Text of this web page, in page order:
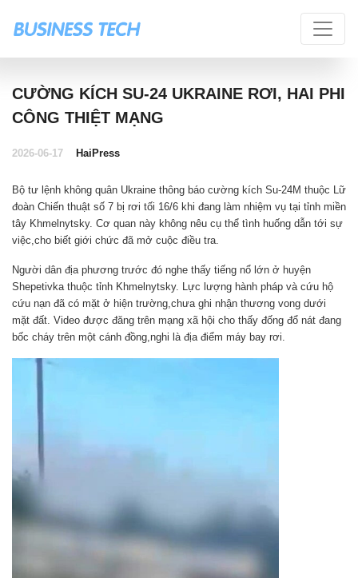
CƯỜNG KÍCH SU-24 UKRAINE RƠI, HAI PHI
CÔNG THIỆT MẠNG
2026-06-17 HaiPress
Bộ tư lệnh không quân Ukraine thông báo cường kích Su-24M thuộc Lữ
đoàn Chiến thuật số 7 bị rơi tối 16/6 khi đang làm nhiệm vụ tại tỉnh miền
tây Khmelnytsky. Cơ quan này không nêu cụ thể tình huống dẫn tới sự
việc,cho biết giới chức đã mở cuộc điều tra.
Người dân địa phương trước đó nghe thấy tiếng nổ lớn ở huyện
Shepetivka thuộc tỉnh Khmelnytsky. Lực lượng hành pháp và cứu hộ
cứu nạn đã có mặt ở hiện trường,chưa ghi nhận thương vong dưới
mặt đất. Video được đăng trên mạng xã hội cho thấy đống đổ nát đang
bốc cháy trên một cánh đồng,nghi là địa điểm máy bay rơi.